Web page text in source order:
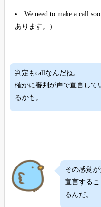
We need to make a call
あります。）
判定もcallなんだね。
確かに審判が声で宣言して
るかも。
その感覚が
宣言する
るんだ。